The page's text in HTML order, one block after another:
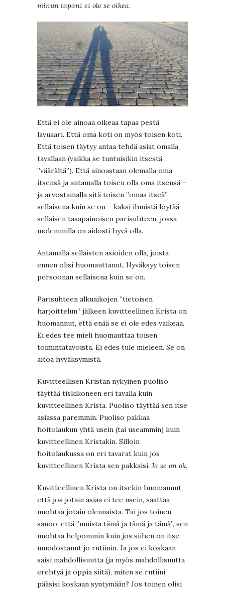
minun tapani ei ole se oikea.
Että ei ole ainoaa oikeaa tapaa pestä
lavuaari. Että oma koti on myös toisen koti.
Että toisen täytyy antaa tehdä asiat omalla
tavallaan (vaikka se tuntuisikin itsestä
”väärältä”). Että ainoastaan olemalla oma
itsensä ja antamalla toisen olla oma itsensä –
ja arvostamalla sitä toisen ”omaa itseä”
sellaisena kuin se on – kaksi ihmistä löytää
sellaisen tasapainoisen parisuhteen, jossa
molemmilla on aidosti hyvä olla.
Antamalla sellaisten asioiden olla, joista
ennen olisi huomauttanut. Hyväksyy toisen
persoonan sellaisena kuin se on.
Parisuhteen alkuaikojen ”tietoisen
harjoittelun” jälkeen kuvitteellinen Krista on
huomannut, että enää se ei ole edes vaikeaa.
Ei edes tee mieli huomauttaa toisen
toimintatavoista. Ei edes tule mieleen. Se on
aitoa hyväksymistä.
Kuvitteellisen Kristan nykyinen puoliso
täyttää tiskikoneen eri tavalla kuin
kuvitteellinen Krista. Puoliso täyttää sen itse
asiassa paremmin. Puoliso pakkaa
hoitolaukun yhtä usein (tai useammin) kuin
kuvitteellinen Kristakin. Silloin
hoitolaukussa on eri tavarat kuin jos
kuvitteellinen Krista sen pakkaisi. Ja se on ok.
Kuvitteellinen Krista on itsekin huomannut,
että jos jotain asiaa ei tee usein, saattaa
unohtaa jotain olennaista. Tai jos toinen
sanoo, että ”muista tämä ja tämä ja tämä”, sen
unohtaa helpommin kuin jos siihen on itse
muodostanut jo rutiinin. Ja jos ei koskaan
saisi mahdollisuutta (ja myös mahdollisuutta
erehtyä ja oppia siitä), miten se rutiini
pääsisi koskaan syntymään? Jos toinen olisi